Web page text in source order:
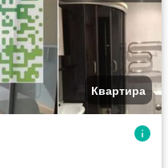
Квартира